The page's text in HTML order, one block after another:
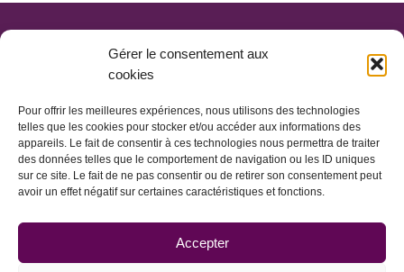
Gérer le consentement aux
cookies
Pour offrir les meilleures expériences, nous utilisons des technologies
telles que les cookies pour stocker et/ou accéder aux informations des
appareils. Le fait de consentir à ces technologies nous permettra de traiter
des données telles que le comportement de navigation ou les ID uniques
sur ce site. Le fait de ne pas consentir ou de retirer son consentement peut
avoir un effet négatif sur certaines caractéristiques et fonctions.
Accepter
MENTIONS LÉGALES
PLAN DU SITE
© INTERSELECTION 2017